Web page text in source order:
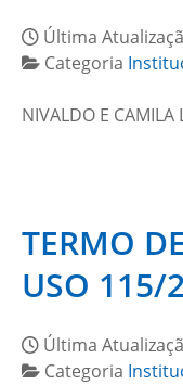
Última
Categoria
NIVALDO E CAMILA
TERMO
USO 115/
Última
Categoria